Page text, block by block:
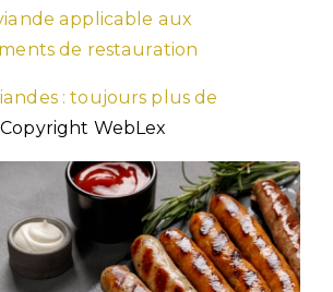
applicable aux
de restauration
: toujours plus de
WebLex